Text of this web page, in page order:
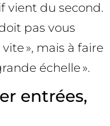
vient du second.
pas vous
», mais à faire
échelle ».
entrées,